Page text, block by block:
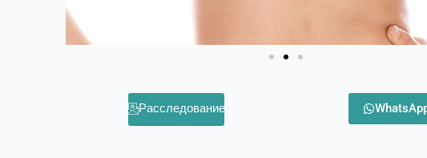
Расследование